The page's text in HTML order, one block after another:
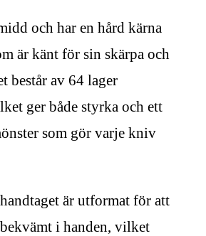
och har en hård kärna
är känt för sin skärpa och
består av 64 lager
ger både styrka och ett
som gör varje kniv
är utformat för att
i handen, vilket